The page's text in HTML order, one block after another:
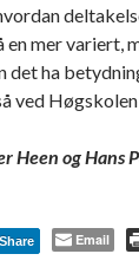
mer variert,
det ha
ved
Heen og Hans
Share Email